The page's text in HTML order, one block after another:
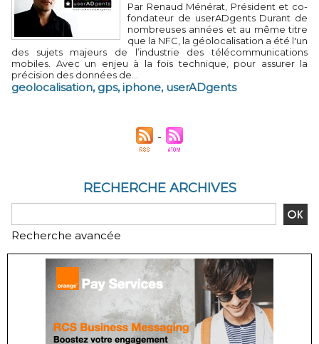
Par Renaud Ménérat, Président et co-
fondateur de userADgents Durant de
nombreuses années et au même titre
que la NFC, la géolocalisation a été l'un
des sujets majeurs de l’industrie des télécommunications
mobiles. Avec un enjeu à la fois technique, pour assurer la
précision des données de...
geolocalisation, gps,iphone, userADgents
RECHERCHE ARCHIVES
Recherche avancée